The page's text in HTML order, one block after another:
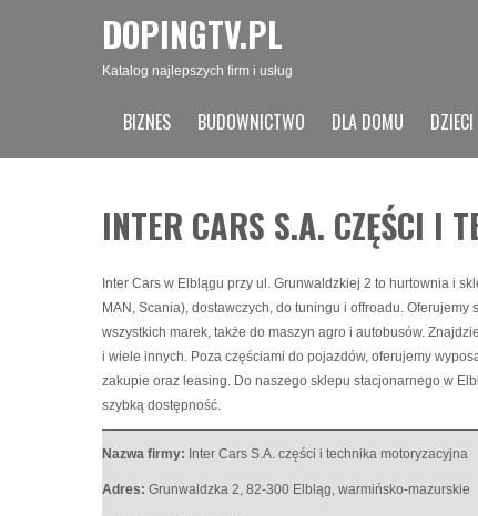
DOPINGTV.PL
Katalog najlepszych firm i usług
BIZNES BUDOWNICTWO DLA DOMU DZIECI
INTER CARS S.A. CZĘŚCI I
Inter Cars w Elblągu przy ul. Grunwaldzkiej 2 to hurtownia i
MAN, Scania), dostawczych, do tuningu i offroadu.
wszystkich marek, także do maszyn agro i autobusów.
i wiele innych. Poza częściami do pojazdów, oferujemy
zakupie oraz leasing. Do naszego sklepu stacjonarnego w
szybką dostępność.
Nazwa firmy: Inter Cars S.A. części i technika motoryzacyjna
Adres: Grunwaldzka 2, 82-300 Elbląg, warmińsko-mazurskie